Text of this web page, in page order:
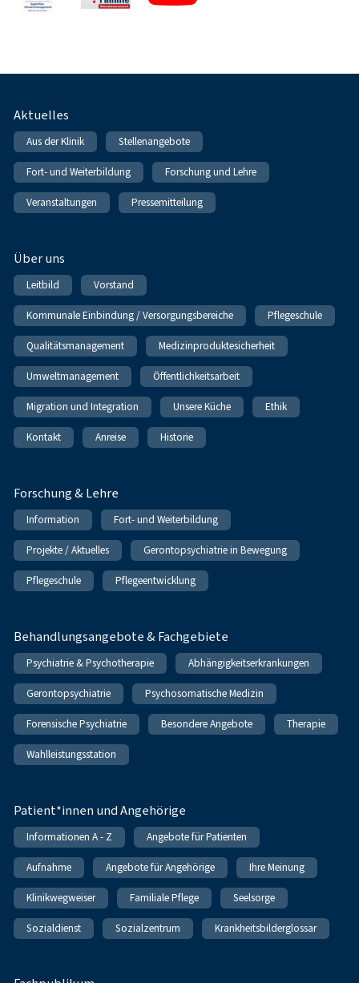
Fußnavigation
Aktuelles
Aus der Klinik Stellenangebote
Fort- und Weiterbildung Forschung und Lehre
Veranstaltungen Pressemitteilung
Über uns
Leitbild Vorstand
Kommunale Einbindung / Versorgungsbereiche Pflegeschule
Qualitätsmanagement Medizinproduktesicherheit
Umweltmanagement Öffentlichkeitsarbeit
Migration und Integration Unsere Küche Ethik
Kontakt Anreise Historie
Forschung & Lehre
Information Fort- und Weiterbildung
Projekte / Aktuelles Gerontopsychiatrie in Bewegung
Pflegeschule Pflegeentwicklung
Behandlungsangebote & Fachgebiete
Psychiatrie & Psychotherapie Abhängigkeitserkrankungen
Gerontopsychiatrie Psychosomatische Medizin
Forensische Psychiatrie Besondere Angebote Therapie
Wahlleistungsstation
Patient*innen und Angehörige
Informationen A - Z Angebote für Patienten
Aufnahme Angebote für Angehörige Ihre Meinung
Klinikwegweiser Familiale Pflege Seelsorge
Sozialdienst Sozialzentrum Krankheitsbilderglossar